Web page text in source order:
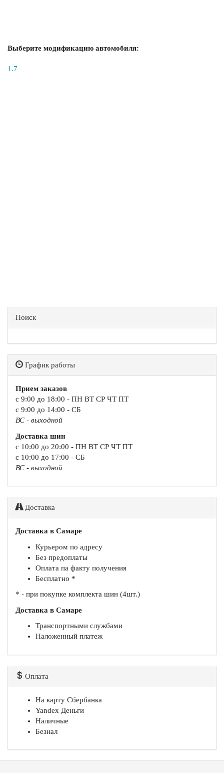
Выберите модификацию автомобиля:
1.7
Поиск
График работы
Прием заказов
с 9:00 до 18:00 - ПН ВТ СР ЧТ ПТ
с 9:00 до 14:00 - СБ
ВС - выходной
Доставка шин
с 10:00 до 20:00 - ПН ВТ СР ЧТ ПТ
с 10:00 до 17:00 - СБ
ВС - выходной
Доставка
Доставка в Самаре
Курьером по адресу
Без предоплаты
Оплата па факту получения
Бесплатно *
* - при покупке комплекта шин (4шт.)
Доставка в Самаре
Транспортными службами
Наложенный платеж
Оплата
На карту Сбербанка
Yandex Деньги
Наличные
Безнал